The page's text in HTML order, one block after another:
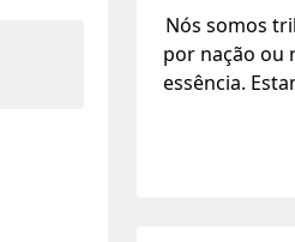
Nós somos
por nação ou
essência.